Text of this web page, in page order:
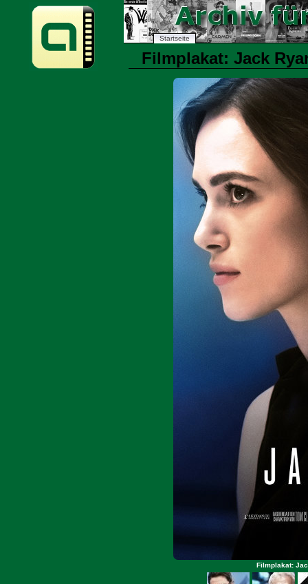
Startseite
Filmplakat: Jack
Filmplakat: